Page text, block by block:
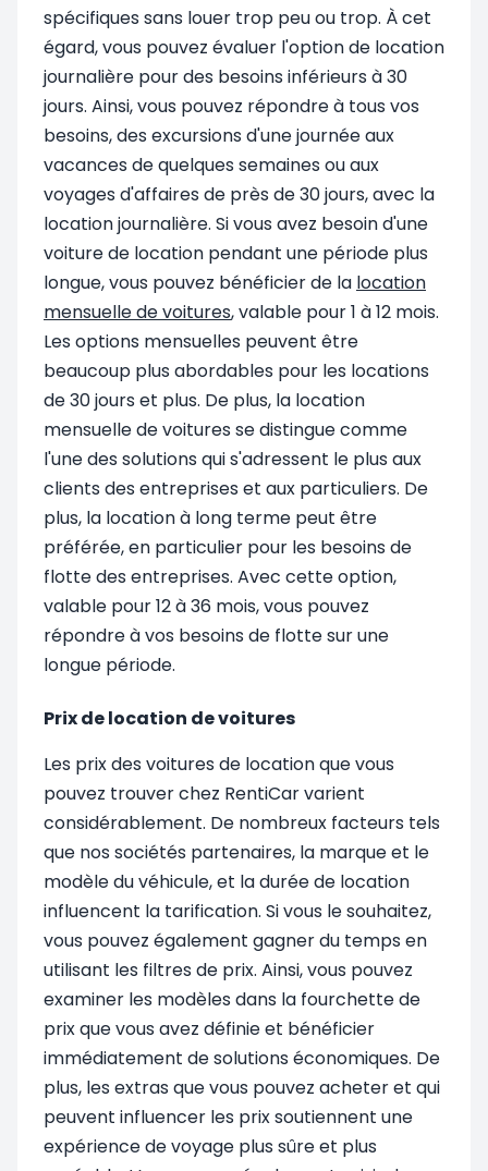
spécifiques sans louer trop peu ou trop. À cet
égard, vous pouvez évaluer l'option de location
journalière pour des besoins inférieurs à 30
jours. Ainsi, vous pouvez répondre à tous vos
besoins, des excursions d'une journée aux
vacances de quelques semaines ou aux
voyages d'affaires de près de 30 jours, avec la
location journalière. Si vous avez besoin d'une
voiture de location pendant une période plus
longue, vous pouvez bénéficier de la location
mensuelle de voitures, valable pour 1 à 12 mois.
Les options mensuelles peuvent être
beaucoup plus abordables pour les locations
de 30 jours et plus. De plus, la location
mensuelle de voitures se distingue comme
l'une des solutions qui s'adressent le plus aux
clients des entreprises et aux particuliers. De
plus, la location à long terme peut être
préférée, en particulier pour les besoins de
flotte des entreprises. Avec cette option,
valable pour 12 à 36 mois, vous pouvez
répondre à vos besoins de flotte sur une
longue période.
Prix de location de voitures
Les prix des voitures de location que vous
pouvez trouver chez RentiCar varient
considérablement. De nombreux facteurs tels
que nos sociétés partenaires, la marque et le
modèle du véhicule, et la durée de location
influencent la tarification. Si vous le souhaitez,
vous pouvez également gagner du temps en
utilisant les filtres de prix. Ainsi, vous pouvez
examiner les modèles dans la fourchette de
prix que vous avez définie et bénéficier
immédiatement de solutions économiques. De
plus, les extras que vous pouvez acheter et qui
peuvent influencer les prix soutiennent une
expérience de voyage plus sûre et plus